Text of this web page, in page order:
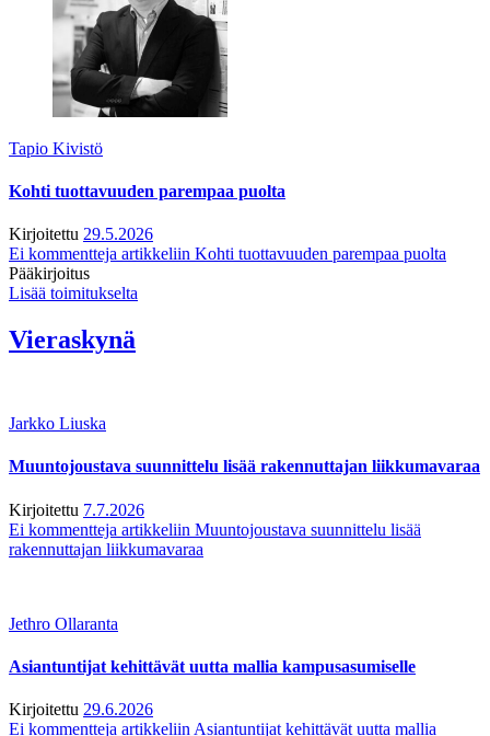
Tapio Kivistö
Kohti tuottavuuden parempaa puolta
Kirjoitettu 29.5.2026
Ei kommentteja artikkeliin Kohti tuottavuuden parempaa puolta
Pääkirjoitus
Lisää toimitukselta
Vieraskynä
Jarkko Liuska
Muuntojoustava suunnittelu lisää rakennuttajan liikkumavaraa
Kirjoitettu 7.7.2026
Ei kommentteja artikkeliin Muuntojoustava suunnittelu lisää
rakennuttajan liikkumavaraa
Jethro Ollaranta
Asiantuntijat kehittävät uutta mallia kampusasumiselle
Kirjoitettu 29.6.2026
Ei kommentteja artikkeliin Asiantuntijat kehittävät uutta mallia